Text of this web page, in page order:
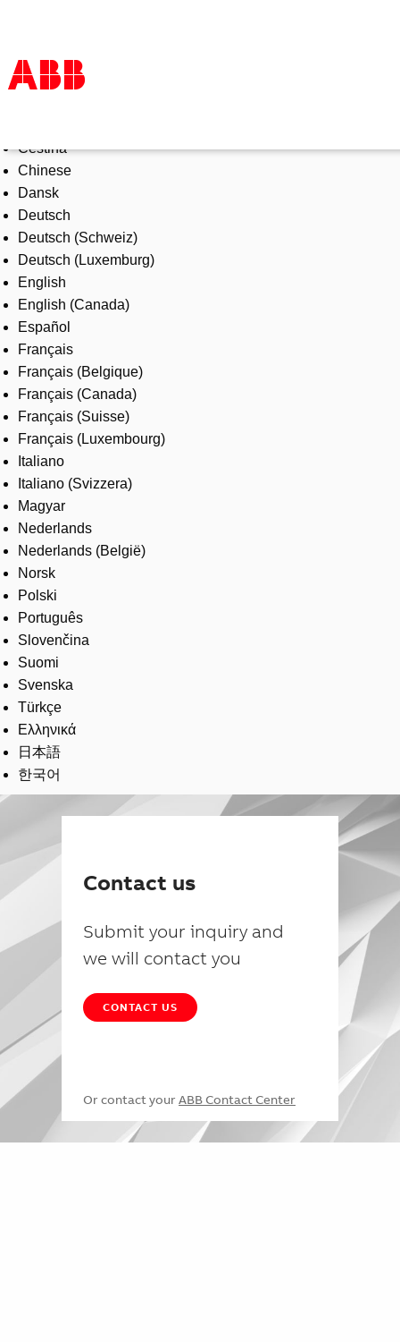
Products & Solutions
Industries
Services
About us
Where to buy
Contact us
Careers
Čeština
Chinese
Dansk
Deutsch
Deutsch (Schweiz)
Deutsch (Luxemburg)
English
English (Canada)
Español
Français
Français (Belgique)
Français (Canada)
Français (Suisse)
Français (Luxembourg)
Italiano
Italiano (Svizzera)
Magyar
Nederlands
Nederlands (België)
Norsk
Polski
Português
Slovenčina
Suomi
Svenska
Türkçe
Ελληνικά
日本語
한국어
Contact us
Submit your inquiry and
we will contact you
CONTACT US
Or contact your ABB Contact Center